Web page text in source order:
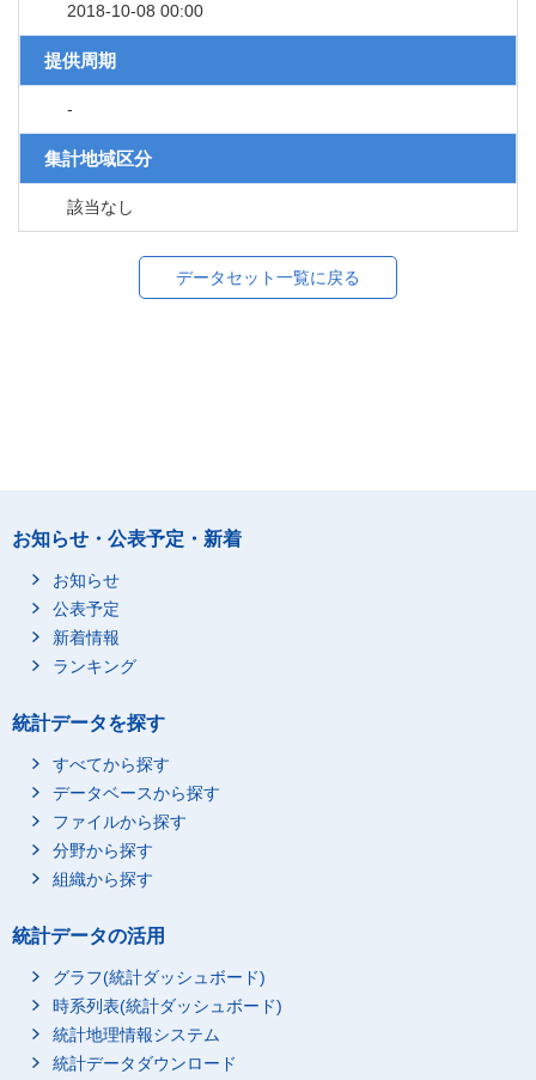
2018-10-08 00:00
提供周期
-
集計地域区分
該当なし
データセット一覧に戻る
お知らせ・公表予定・新着
お知らせ
公表予定
新着情報
ランキング
統計データを探す
すべてから探す
データベースから探す
ファイルから探す
分野から探す
組織から探す
統計データの活用
グラフ(統計ダッシュボード)
時系列表(統計ダッシュボード)
統計地理情報システム
統計データダウンロード